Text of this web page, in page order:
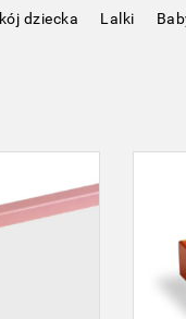
dziecka Lalki